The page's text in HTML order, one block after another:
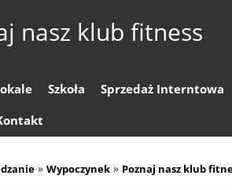
nasz klub fitness
Szkoła Sprzedaż Interntowa
» Wypoczynek » Poznaj nasz klub